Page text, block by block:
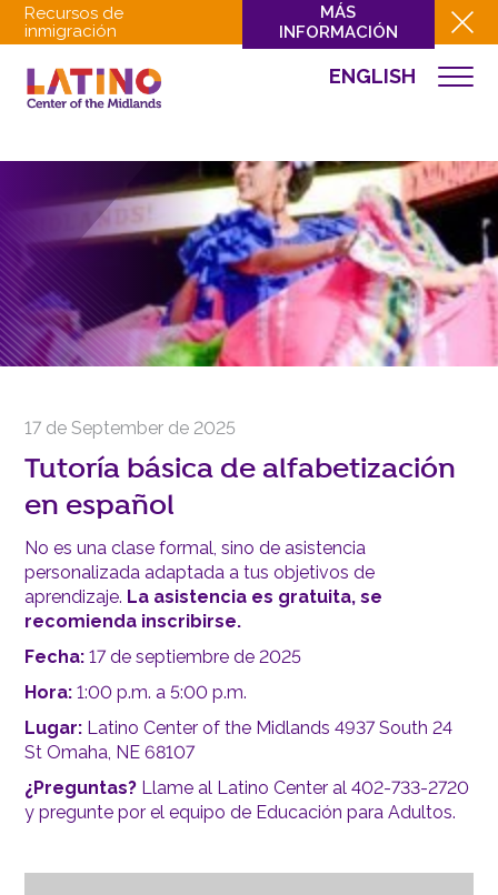
Recursos de
inmigración
MÁS
INFORMACIÓN
ENGLISH
QUIÉNES SOMOS
INVOLUCRARSE
EVENTOS
NOTICIAS
RECURSOS
EVENTOS
17 de September de 2025
Tutoría básica de alfabetización
en español
No es una clase formal, sino de asistencia
personalizada adaptada a tus objetivos de
aprendizaje. La asistencia es gratuita, se
recomienda inscribirse.
Fecha: 17 de septiembre de 2025
Hora:1:00 p.m. a 5:00 p.m.
Lugar: Latino Center of the Midlands 4937 South 24
St Omaha, NE 68107
¿Preguntas? Llame al Latino Center al 402-733-2720
y pregunte por el equipo de Educación para Adultos.